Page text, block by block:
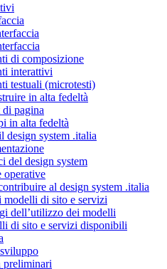
di composizione
interattivi
testuali (microtesti)
in alta fedeltà
pagina
in alta fedeltà
design system .italia
del design system
operative
al design system .italia
modelli di sito e servizi
dell’utilizzo dei modelli
di sito e servizi disponibili
preliminari